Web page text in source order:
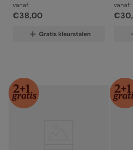
vanaf:
€38,00
Gratis kleurstalen
vanaf:
€30,